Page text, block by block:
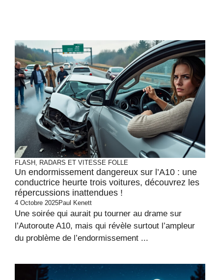
FLASH, RADARS ET VITESSE FOLLE
Un endormissement dangereux sur l’A10 : une
conductrice heurte trois voitures, découvrez les
répercussions inattendues !
4 Octobre 2025Paul Kenett
Une soirée qui aurait pu tourner au drame sur
l’Autoroute A10, mais qui révèle surtout l’ampleur
du problème de l’endormissement ...